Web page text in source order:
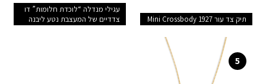
תיק צד עור 1927 Mini Crossbody
עגילי מנדלה “לוכדת חלומות” דו
צדדיים של המעצבת נטע ליבנה
5